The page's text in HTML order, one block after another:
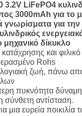
3.2V LiFePO4
3000mAh για το
γνωρίσματα για
μηχανικό δίκυκλο
και
Rohs
ζωή, πάνω
πυκνότητα
σύνθετη αντίσταση.
μια ευρεία